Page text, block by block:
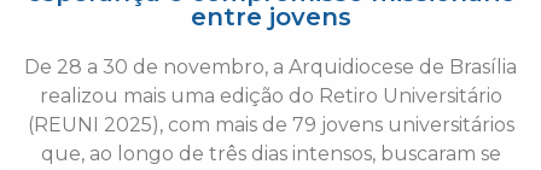
entre jovens
De 28 a 30 de novembro, a Arquidiocese de Brasília
realizou mais uma edição do Retiro Universitário
(REUNI 2025), com mais de 79 jovens universitários
que, ao longo de três dias intensos, buscaram se